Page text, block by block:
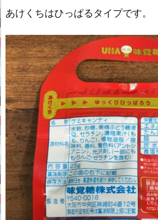
あけくちはひっぱるタイプです。